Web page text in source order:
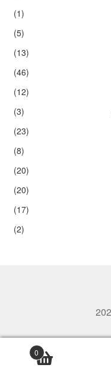
(1)
(5)
(13)
(46)
(12)
(3)
(23)
(8)
(20)
(20)
(17)
(2)
0